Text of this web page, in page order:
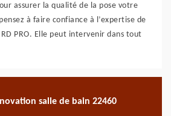
assurer la qualité de la pose votre
à faire confiance à l’expertise de
PRO. Elle peut intervenir dans tout
salle de bain 22460